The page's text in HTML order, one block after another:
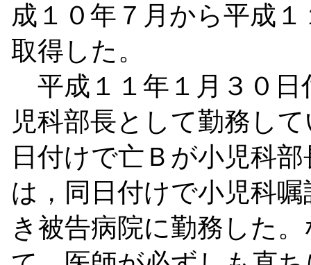
成１０年７月から平成
取得した。
平成１１年１月３０日
児科部長として勤務し
日付けで亡Ｂが小児科
は，同日付けで小児科
き被告病院に勤務した